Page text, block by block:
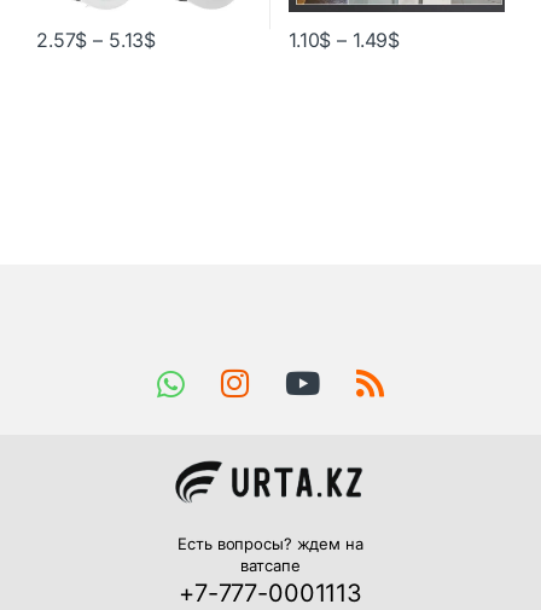
2.57$ – 5.13$ 1.10$ – 1.49$
Есть вопросы? ждем на
ватсапе
+7-777-0001113